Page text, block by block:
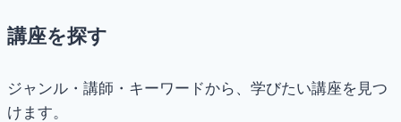
講座を探す
ジャンル・講師・キーワードから、学びたい講座を見つ
けます。